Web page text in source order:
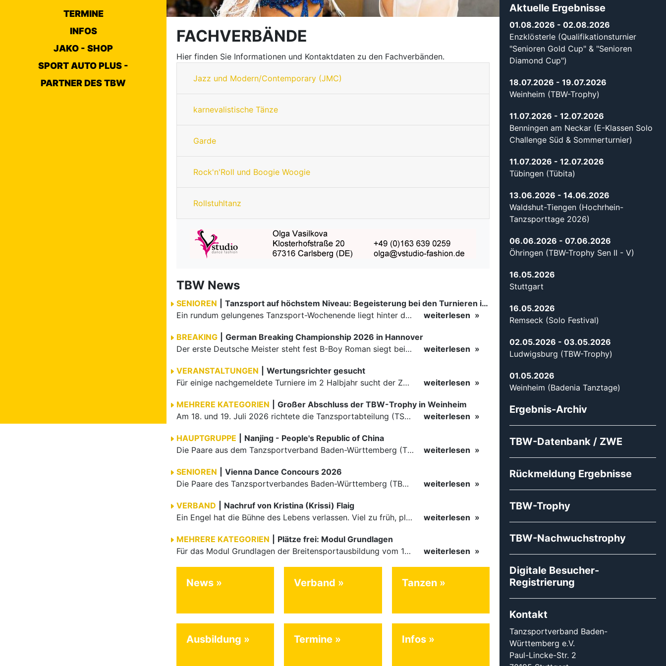
TERMINE
INFOS
JAKO - SHOP
SPORT AUTO PLUS -
PARTNER DES TBW
FACHVERBÄNDE
Hier finden Sie Informationen und Kontaktdaten zu den Fachverbänden.
Jazz und Modern/Contemporary (JMC)
karnevalistische Tänze
Garde
Rock'n'Roll und Boogie Woogie
Rollstuhltanz
TBW News
SENIOREN
Tanzsport auf höchstem Niveau: Begeisterung bei den Turnieren in…
Ein rundum gelungenes Tanzsport-Wochenende liegt hinter den Paaren und Organisatoren in Enzklösterle. Am 1. und 2. August 2026 verwandelte sich die Festhalle wieder in einen lebendigen Mittelpunkt des…
weiterlesen
BREAKING
German Breaking Championship 2026 in Hannover
Der erste Deutsche Meister steht fest B-Boy Roman siegt bei den Juniors
weiterlesen
VERANSTALTUNGEN
Wertungsrichter gesucht
Für einige nachgemeldete Turniere im 2 Halbjahr sucht der ZWE noch Wertungsrichter.
weiterlesen
MEHRERE KATEGORIEN
Großer Abschluss der TBW-Trophy in Weinheim
Am 18. und 19. Juli 2026 richtete die Tanzsportabteilung (TSA) der TSG 1862 Weinheim das Abschlussturnier der diesjährigen TBW-Trophy-Serie aus. Zum traditionellen Saisonfinale kamen rund 400 Starts über…
weiterlesen
HAUPTGRUPPE
Nanjing - People's Republic of China
Die Paare aus dem Tanzsportverband Baden-Württemberg (TBW) haben beim hochklassig besetzten WDSF GrandSlam im chinesischen Nanjing wieder einmal auf internationalem Top-Niveau geglänzt. Das…
weiterlesen
SENIOREN
Vienna Dance Concours 2026
Die Paare des Tanzsportverbandes Baden-Württemberg (TBW) glänzten auf dem internationalen Parkett des Vienna Dance Concourse 2026 im Wiener Rathaus mit hervorragenden Platzierungen Ergebnisse unter: …
weiterlesen
VERBAND
Nachruf von Kristina (Krissi) Flaig
Ein Engel hat die Bühne des Lebens verlassen. Viel zu früh, plötzlich und für uns alle unfassbar, wurde unsere geliebte Kristina (Krissi) Flaig im Alter von 36 Jahren aus dem Leben gerissen. Das Tanzen…
weiterlesen
MEHRERE KATEGORIEN
Plätze frei: Modul Grundlagen
Für das Modul Grundlagen der Breitensportausbildung vom 10. bis 13. September an der Landessportschule Albstadt sind noch Plätze frei. Das Modul kann auch für den Lizenzerhalt (30 LE fachlich) genutzt…
weiterlesen
News Verband Tanzen
Ausbildung Termine Infos
Aktuelle Ergebnisse
01.08.2026 - 02.08.2026
Enzklösterle (Qualifikationsturnier
"Senioren Gold Cup" & "Senioren
Diamond Cup")
18.07.2026 - 19.07.2026
Weinheim (TBW-Trophy)
11.07.2026 - 12.07.2026
Benningen am Neckar (E-Klassen Solo
Challenge Süd & Sommerturnier)
11.07.2026 - 12.07.2026
Tübingen (Tübita)
13.06.2026 - 14.06.2026
Waldshut-Tiengen (Hochrhein-
Tanzsporttage 2026)
06.06.2026 - 07.06.2026
Öhringen (TBW-Trophy Sen II - V)
16.05.2026
Stuttgart
16.05.2026
Remseck (Solo Festival)
02.05.2026 - 03.05.2026
Ludwigsburg (TBW-Trophy)
01.05.2026
Weinheim (Badenia Tanztage)
Ergebnis-Archiv
TBW-Datenbank / ZWE
Rückmeldung Ergebnisse
TBW-Trophy
TBW-Nachwuchstrophy
Digitale Besucher-
Registrierung
Kontakt
Tanzsportverband Baden-
Württemberg e.V.
Paul-Lincke-Str. 2